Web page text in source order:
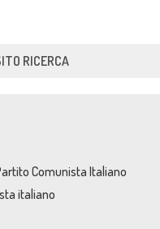
RICERCA
Comunista Italiano
italiano